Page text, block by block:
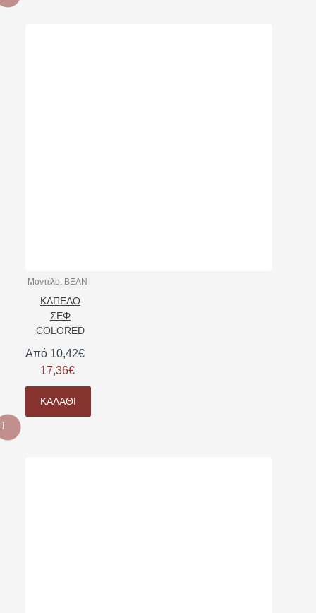
Μοντέλο: BEAN
ΚΑΠΕΛΟ
ΣΕΦ
COLORED
Από 10,42€
17,36€
ΚΑΛΆΘΙ